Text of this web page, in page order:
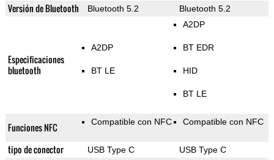
Versión de Bluetooth Bluetooth 5.2 Bluetooth 5.2
Especificaciones
bluetooth
A2DP
BT LE
A2DP
BT EDR
HID
BT LE
Funciones NFC Compatible con NFC Compatible con NFC
tipo de conector USB Type C USB Type C